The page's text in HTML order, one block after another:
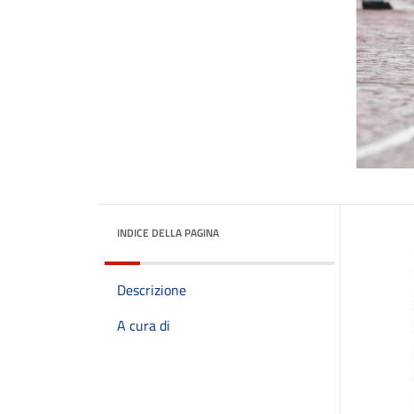
INDICE DELLA PAGINA
Descrizione
A cura di